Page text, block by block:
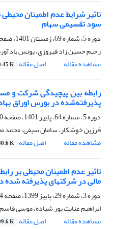
تاثیر شرایط عدم اطمینان
سود تقسیمی سهام
دوره 5، شماره 69، زمستان 1401، صفحه
رحیم حسین زاد فیروزی، یونس
مشاهده مقاله
اصل مقاله K
رابطه بین پیچیدگی شرکت و
پذیرفته‌شده در بورس اوراق
دوره 5، شماره 64، پاییز 1401، صفحه
فرزین خوشکار، سامان سیفی، محمد
مشاهده مقاله
اصل مقاله K
تاثیر عدم اطمینان محیطی بر
مالی در شرکتهای پذیرفته شده
دوره 3، شماره 29، پاییز 1399، صفحه
ابراهیم عنایت پور شیاده، موسی
مشاهده مقاله
اصل مقاله K